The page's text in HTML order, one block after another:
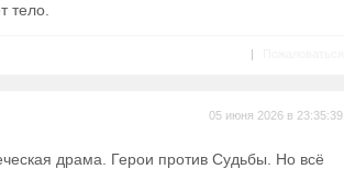
тело.
|
05 июня 2026 в 23:35:39
драма. Герои против Судьбы. Но всё